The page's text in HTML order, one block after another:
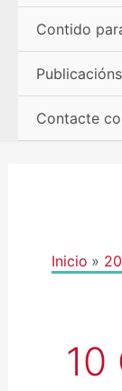
Contido
Publicacións
Contacte
Inicio
10